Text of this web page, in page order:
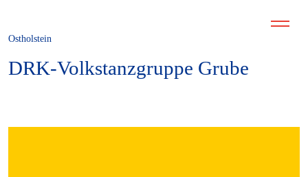
Ostholstein
DRK-Volkstanzgruppe Grube